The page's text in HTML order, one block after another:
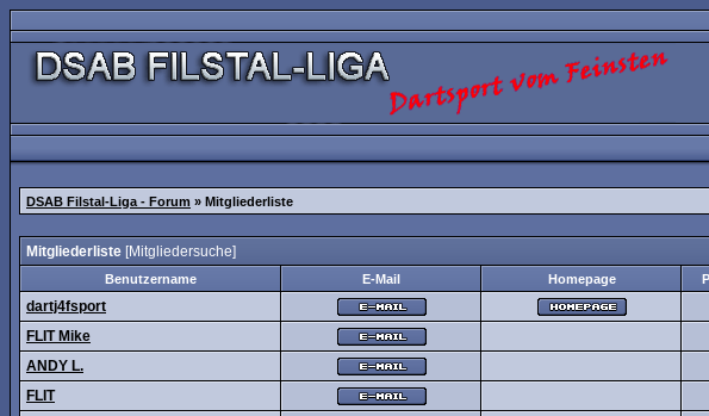
DSAB Filstal-Liga - Forum » Mitgliederliste
Mitgliederliste [Mitgliedersuche]
Benutzername E-Mail Homepage
dartj4fsport
FLIT Mike
ANDY L.
FLIT